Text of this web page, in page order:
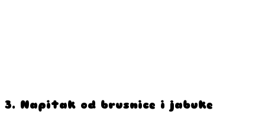
3. Napitak od brusnice i jabuke